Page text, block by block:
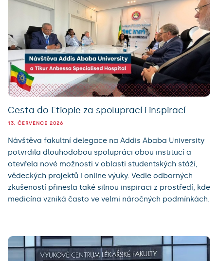
Cesta do Etiopie za spoluprací i inspirací
13. ČERVENCE 2026
Návštěva fakultní delegace na Addis Ababa University
potvrdila dlouhodobou spolupráci obou institucí a
otevřela nové možnosti v oblasti studentských stáží,
vědeckých projektů i online výuky. Vedle odborných
zkušeností přinesla také silnou inspiraci z prostředí, kde
medicína vzniká často ve velmi náročných podmínkách.